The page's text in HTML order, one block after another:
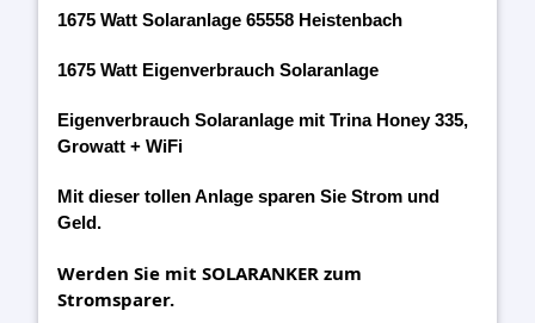
1675 Watt Solaranlage 65558 Heistenbach
1675 Watt Eigenverbrauch Solaranlage
Eigenverbrauch Solaranlage mit Trina Honey 335,
Growatt + WiFi
Mit dieser tollen Anlage sparen Sie Strom und
Geld.
Werden Sie mit SOLARANKER zum
Stromsparer.